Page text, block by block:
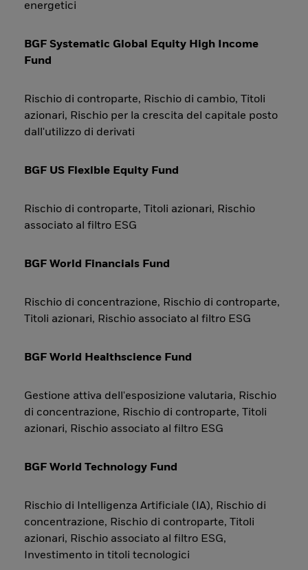
energetici
BGF Systematic Global Equity High Income
Fund
Rischio di controparte, Rischio di cambio, Titoli
azionari, Rischio per la crescita del capitale posto
dall'utilizzo di derivati
BGF US Flexible Equity Fund
Rischio di controparte, Titoli azionari, Rischio
associato al filtro ESG
BGF World Financials Fund
Rischio di concentrazione, Rischio di controparte,
Titoli azionari, Rischio associato al filtro ESG
BGF World Healthscience Fund
Gestione attiva dell'esposizione valutaria, Rischio
di concentrazione, Rischio di controparte, Titoli
azionari, Rischio associato al filtro ESG
BGF World Technology Fund
Rischio di Intelligenza Artificiale (IA), Rischio di
concentrazione, Rischio di controparte, Titoli
azionari, Rischio associato al filtro ESG,
Investimento in titoli tecnologici